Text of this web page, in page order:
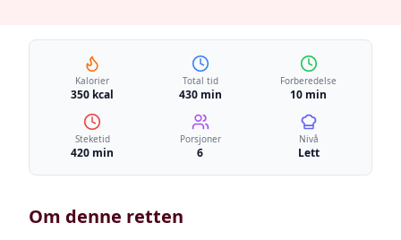
Kalorier
350 kcal
Total tid
430 min
Forberedelse
10 min
Steketid
420 min
Porsjoner
6
Nivå
Lett
Om denne retten